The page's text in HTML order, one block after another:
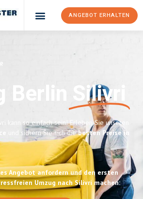
ANGEBOT ERHALTEN
Silivri
kann so einfach sein! Erleben Sie unseren
und sichern Sie sich diebesten Preise in
Angebot anfordern und den ersten
Umzug nach Silivri machen: